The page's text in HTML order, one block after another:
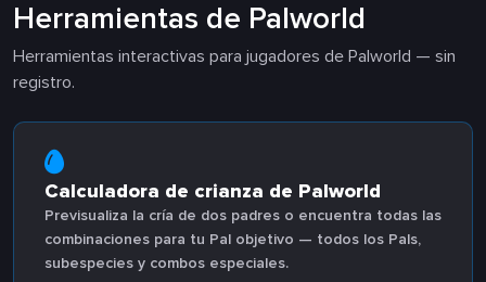
Herramientas de Palworld
Herramientas interactivas para jugadores de Palworld — sin
registro.
Calculadora de crianza de Palworld
Previsualiza la cría de dos padres o encuentra todas las
combinaciones para tu Pal objetivo — todos los Pals,
subespecies y combos especiales.